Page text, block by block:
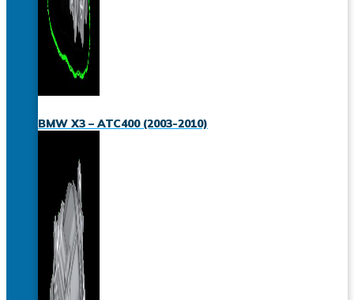
BMW X3 – ATC400 (2003-2010)